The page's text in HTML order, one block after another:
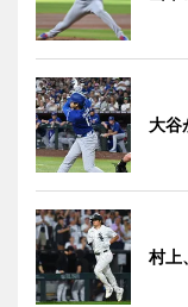
大
村上